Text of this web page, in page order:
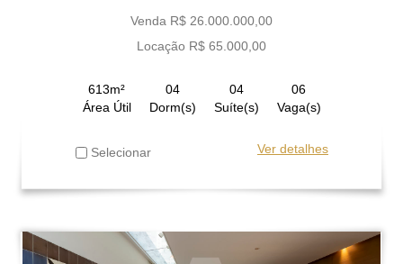
Venda R$ 26.000.000,00
Locação R$ 65.000,00
613m²
Área Útil
04
Dorm(s)
04
Suíte(s)
06
Vaga(s)
Selecionar Ver detalhes